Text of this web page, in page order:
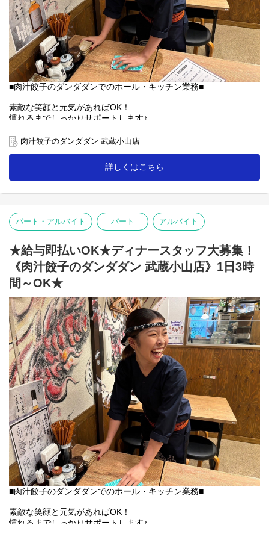
■肉汁餃子のダンダダンでのホール・キッチン業務■
素敵な笑顔と元気があればOK！
慣れるまでしっかりサポートします♪
【ホール】
「何もつけないで食べられるようになっていますので、
「肉汁焼餃子」を提供する時は、こんな説明を！
お客様との距離、めっちゃ近いので接客を楽しんで下さいね♪
未経験者の方にも無理なくスタートできる簡単な調理がメイン！
人気の「肉汁焼餃子」も上手に焼ける様に！
【ランチ】
開店準備(清掃やテーブルセッティング・仕込み等)や
ランチタイムの接客・簡単な調理。
★主婦(夫)、ミドル・シニアも活躍中！
「肉汁餃子のダンダダン」では、
スタッフみんなが下の名前で呼び合います!
フランクで楽しい環境が1番の魅力です♪
肉汁餃子のダンダダン 武蔵小山店
詳しくはこちら
パート・アルバイト パート アルバイト
★給与即払いOK★ディナースタッフ大募集！
《肉汁餃子のダンダダン 武蔵小山店》1日3時
間～OK★
■肉汁餃子のダンダダンでのホール・キッチン業務■
素敵な笑顔と元気があればOK！
慣れるまでしっかりサポートします♪